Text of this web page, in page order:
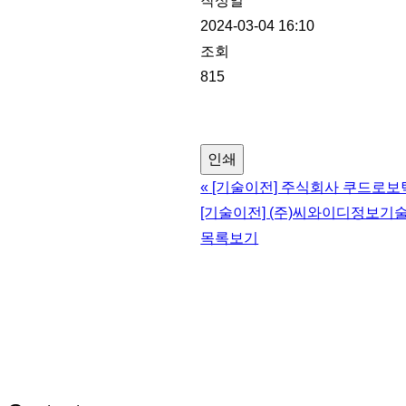
2024-03-04 16:10
조회
815
인쇄
« [기술이전] 주식회사 쿠드로보
[기술이전] (주)씨와이디정보기
목록보기